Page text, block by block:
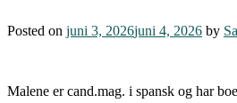
Posted on juni 3, 2026juni 4, 2026 by
Malene er cand.mag. i spansk og har